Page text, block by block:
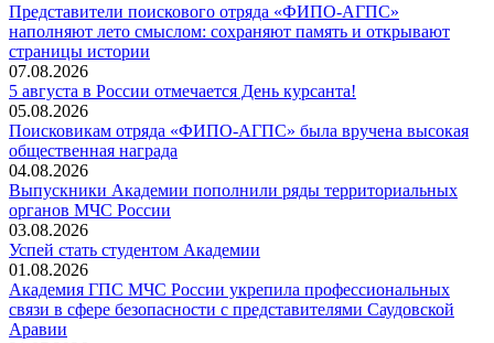
Представители поискового отряда «ФИПО-АГПС»
наполняют лето смыслом: сохраняют память и открывают
страницы истории
07.08.2026
5 августа в России отмечается День курсанта!
05.08.2026
Поисковикам отряда «ФИПО-АГПС» была вручена высокая
общественная награда
04.08.2026
Выпускники Академии пополнили ряды территориальных
органов МЧС России
03.08.2026
Успей стать студентом Академии
01.08.2026
Академия ГПС МЧС России укрепила профессиональных
связи в сфере безопасности с представителями Саудовской
Аравии